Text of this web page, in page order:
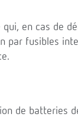
en cas de
par fusibles
de batteries